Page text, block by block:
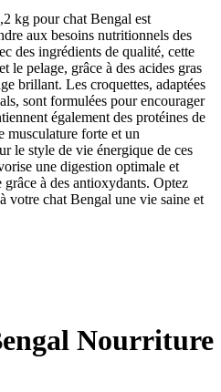
kg pour chat Bengal est
aux besoins nutritionnels des
des ingrédients de qualité, cette
le pelage, grâce à des acides gras
brillant. Les croquettes, adaptées
sont formulées pour encourager
également des protéines de
musculature forte et un
le style de vie énergique de ces
une digestion optimale et
à des antioxydants. Optez
votre chat Bengal une vie saine et
Nourriture